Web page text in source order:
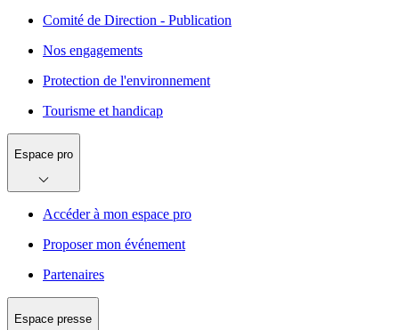
Comité de Direction - Publication
Nos engagements
Protection de l'environnement
Tourisme et handicap
Espace pro
Accéder à mon espace pro
Proposer mon événement
Partenaires
Espace presse